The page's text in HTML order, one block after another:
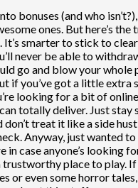
bonuses (and who
ones. But here’s the
It’s smarter to stick to
never be able to
go and blow your whole
if you’ve got a little extra
looking for a bit of
totally deliver. Just stay
treat it like a side
Anyway, just wanted
in case anyone’s looking
place to play. If
or even some horror